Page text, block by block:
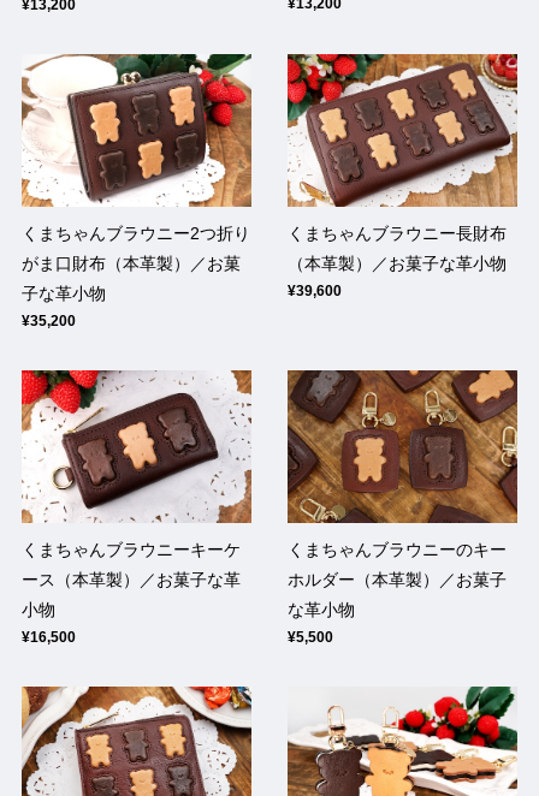
¥13,200 ¥13,200
くまちゃんブラウニー2つ折り
がま口財布（本革製）／お菓
子な革小物
¥35,200
くまちゃんブラウニー長財布
（本革製）／お菓子な革小物
¥39,600
くまちゃんブラウニーキーケ
ース（本革製）／お菓子な革
小物
¥16,500
くまちゃんブラウニーのキー
ホルダー（本革製）／お菓子
な革小物
¥5,500